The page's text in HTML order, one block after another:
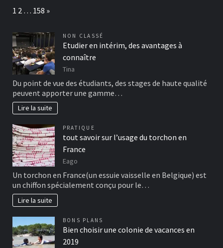
Page:
1 2 … 158 Next
»
NON CLASSÉ
Etudier en intérim, des avantages à
connaître
Tina
Du point de vue des étudiants, des stages de haute qualité
peuvent apporter une gamme…
Lire la suite
PRATIQUE
tout savoir sur l’usage du torchon en
France
Eago
Un torchon en France(un essuie vaisselle en Belgique) est
un chiffon spécialement conçu pour le…
Lire la suite
BONS PLANS
Bien choisir une colonie de vacances en
2019